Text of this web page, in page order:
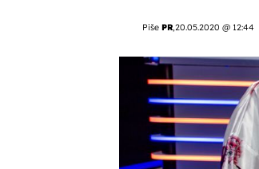
Piše PR,20.05.2020 @ 12:44